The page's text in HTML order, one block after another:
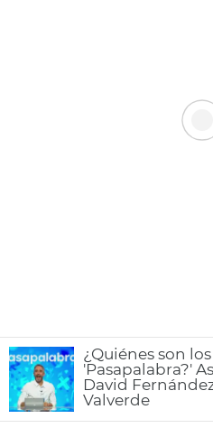
¿Quiénes son
'Pasapalabra?'
David
Valverde